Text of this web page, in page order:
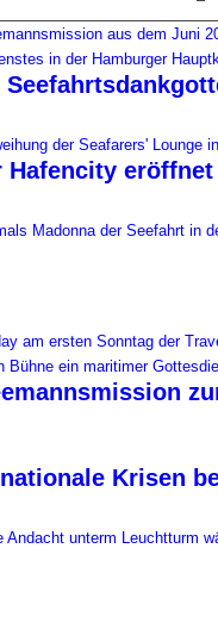
Hafencity eröffnet
Krisen